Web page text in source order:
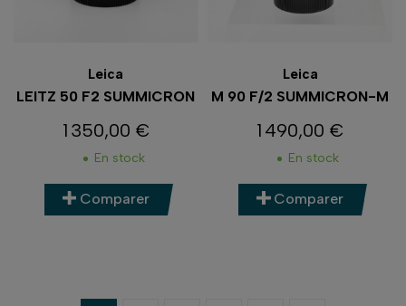
Leica
LEITZ 50 F2 SUMMICRON
Prix
1 350,00 €
En stock
Comparer
Leica
M 90 F/2 SUMMICRON-M
Prix
1 490,00 €
En stock
Comparer